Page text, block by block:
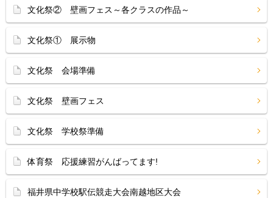
文化祭② 壁画フェス～各クラスの作品～
文化祭① 展示物
文化祭 会場準備
文化祭 壁画フェス
文化祭 学校祭準備
体育祭 応援練習がんばってます!
福井県中学校駅伝競走大会南越地区大会